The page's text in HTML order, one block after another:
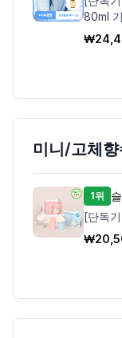
80ml
₩
미니/고체
1위
[단독
₩